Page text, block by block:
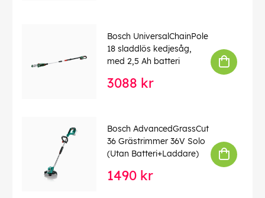
Bosch UniversalChainPole
18 sladdlös kedjesåg,
med 2,5 Ah batteri
3088 kr
Bosch AdvancedGrassCut
36 Grästrimmer 36V Solo
(Utan Batteri+Laddare)
1490 kr